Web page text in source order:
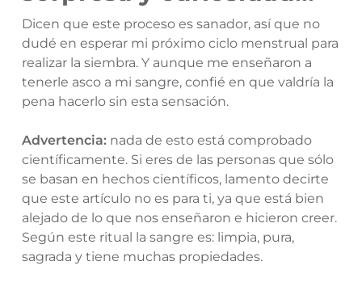
Dicen que este proceso es sanador, así que no
dudé en esperar mi próximo ciclo menstrual para
realizar la siembra. Y aunque me enseñaron a
tenerle asco a mi sangre, confié en que valdría la
pena hacerlo sin esta sensación.
Advertencia:nada de esto está comprobado
científicamente. Si eres de las personas que sólo
se basan en hechos científicos, lamento decirte
que este artículo no es para ti, ya que está bien
alejado de lo que nos enseñaron e hicieron creer.
Según este ritual la sangre es: limpia, pura,
sagrada y tiene muchas propiedades.